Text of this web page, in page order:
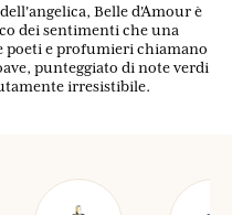
Belle d'Amour è
dei sentimenti che una
poeti e profumieri chiamano
punteggiato di note verdi
irresistibile.